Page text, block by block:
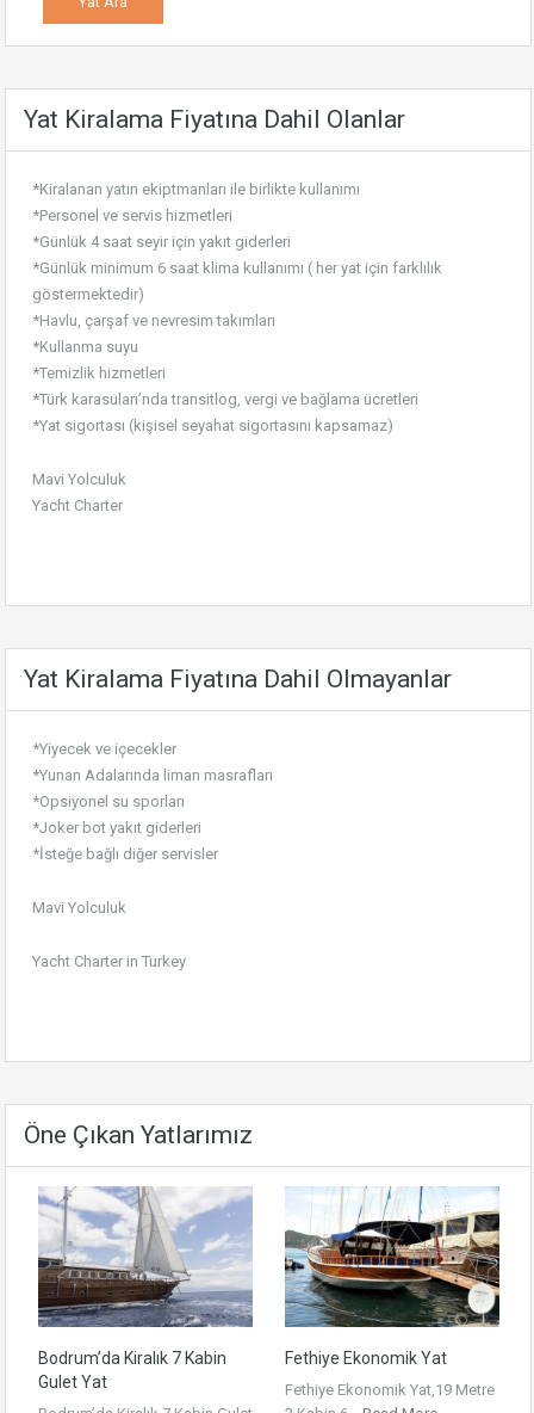
Yat Kiralama Fiyatına Dahil Olanlar
*Kiralanan yatın ekiptmanları ile birlikte kullanımı
*Personel ve servis hizmetleri
*Günlük 4 saat seyir için yakıt giderleri
*Günlük minimum 6 saat klima kullanımı ( her yat için farklılık
göstermektedir)
*Havlu, çarşaf ve nevresim takımları
*Kullanma suyu
*Temizlik hizmetleri
*Türk karasuları’nda transitlog, vergi ve bağlama ücretleri
*Yat sigortası (kişisel seyahat sigortasını kapsamaz)
Mavi Yolculuk
Yacht Charter
Yat Kiralama Fiyatına Dahil Olmayanlar
*Yiyecek ve içecekler
*Yunan Adalarında liman masrafları
*Opsiyonel su sporları
*Joker bot yakıt giderleri
*İsteğe bağlı diğer servisler
Mavi Yolculuk
Yacht Charter in Turkey
Öne Çıkan Yatlarımız
Bodrum’da Kiralık 7 Kabin
Gulet Yat
Fethiye Ekonomik Yat
Fethiye Ekonomik Yat,19 Metre